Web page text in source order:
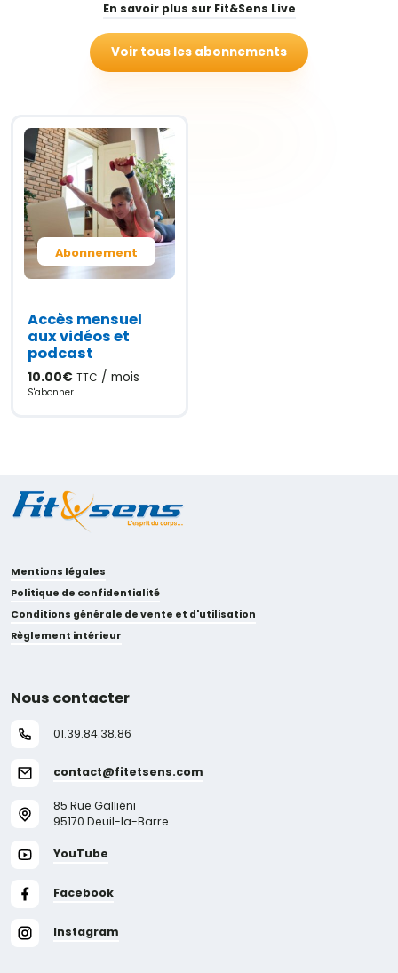
En savoir plus sur Fit&Sens Live
Voir tous les abonnements
Abonnement
Accès mensuel
aux vidéos et
podcast
10.00€ TTC / mois
S'abonner
Mentions légales
Politique de confidentialité
Conditions générale de vente et d'utilisation
Règlement intérieur
Nous contacter
01.39.84.38.86
contact@fitetsens.com
85 Rue Galliéni
95170 Deuil-la-Barre
YouTube
Facebook
Instagram